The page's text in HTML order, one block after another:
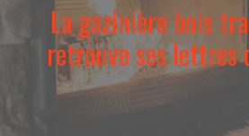
La gazinière bois
retrouve ses lettres